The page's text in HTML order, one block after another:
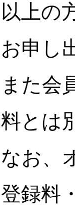
以上の
お申し
また会
料とは
なお、
登録料